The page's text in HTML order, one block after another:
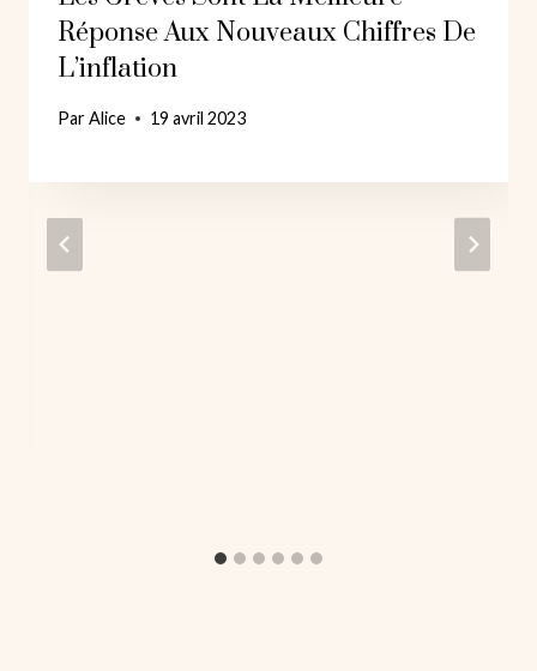
Réponse Aux Nouveaux Chiffres De
L’inflation
ParAlice 19 avril 2023